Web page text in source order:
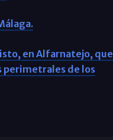
en Alfarnatejo, que
perimetrales de los